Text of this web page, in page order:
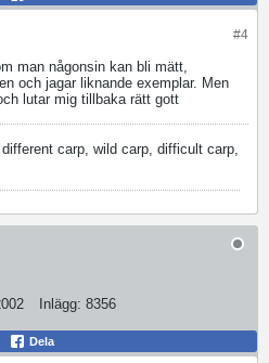
#4
man någonsin kan bli mätt,
och jagar liknande exemplar. Men
lutar mig tillbaka rätt gott
carp, wild carp, difficult carp,
Inlägg: 8356
Dela